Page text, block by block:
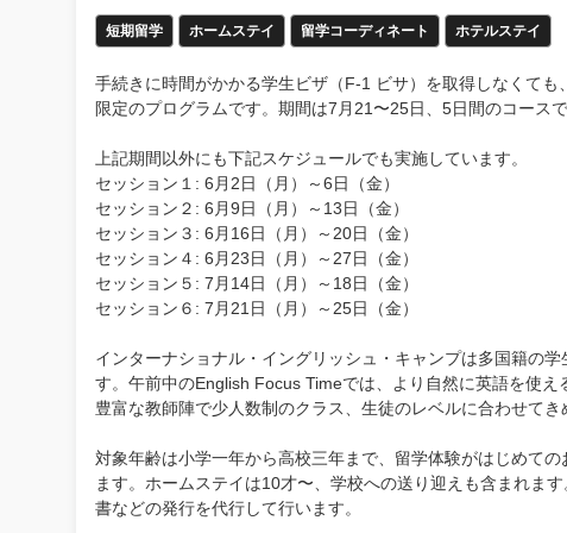
短期留学 ホームステイ 留学コーディネート ホテルステイ
手続きに時間がかかる学生ビザ（F-1 ビサ）を取得しなくて
限定のプログラムです。期間は7月21〜25日、5日間のコースで
上記期間以外にも下記スケジュールでも実施しています。
セッション１: 6月2日（月）～6日（金）
セッション２: 6月9日（月）～13日（金）
セッション３: 6月16日（月）～20日（金）
セッション４: 6月23日（月）～27日（金）
セッション５: 7月14日（月）～18日（金）
セッション６: 7月21日（月）～25日（金）
インターナショナル・イングリッシュ・キャンプは多国籍の
す。午前中のEnglish Focus Timeでは、より自然に英語を使
豊富な教師陣で少人数制のクラス、生徒のレベルに合わせてき
対象年齢は小学一年から高校三年まで、留学体験がはじめて
ます。ホームステイは10才〜、学校への送り迎えも含まれま
書などの発行を代行して行います。